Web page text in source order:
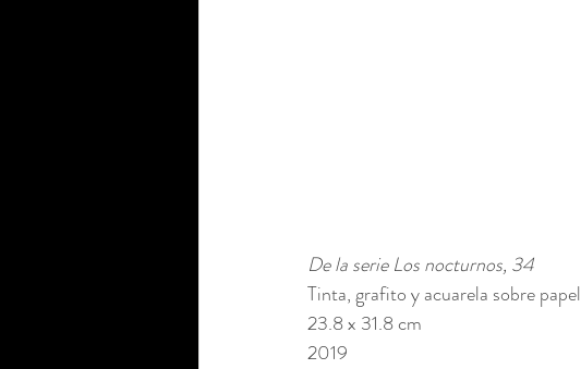
De la serie Los nocturnos, 34
Tinta, grafito y acuarela sobre papel
23.8 x 31.8 cm
2019